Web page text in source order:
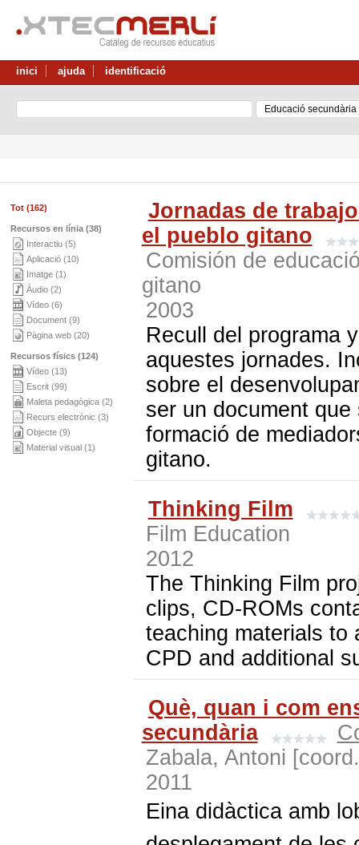
inici ajuda identificació
Tot (162)
Recursos en línia (38)
Interactiu (5)
Aplicació (10)
Imatge (1)
Àudio (2)
Vídeo (6)
Document (9)
Pàgina web (20)
Recursos físics (124)
Vídeo (13)
Escrit (99)
Maleta pedagògica (2)
Recurs electrònic (3)
Objecte (9)
Material visual (1)
Jornadas de
el pueblo gitano
Comisión de
gitano
2003
Recull del programa
aquestes jornades.
sobre el
ser un document
formació de
gitano.
Thinking Film
Film Education
2012
The Thinking Film
clips, CD-ROMs
teaching materials to
CPD and additional
Què, quan i com
secundària
Zabala, Antoni
2011
Eina didàctica amb